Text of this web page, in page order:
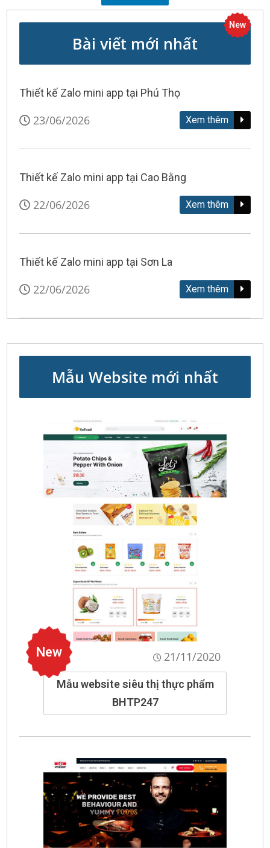
Bài viết mới nhất
New
Thiết kế Zalo mini app tại Phú Thọ
23/06/2026 Xem thêm
Thiết kế Zalo mini app tại Cao Bằng
22/06/2026 Xem thêm
Thiết kế Zalo mini app tại Sơn La
22/06/2026 Xem thêm
Mẫu Website mới nhất
New 21/11/2020
Mẫu website siêu thị thực phẩm
BHTP247